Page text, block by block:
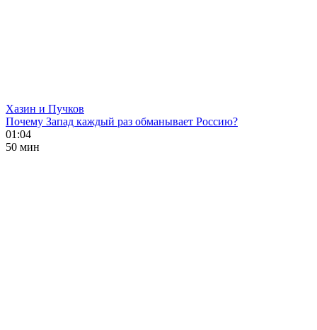
Хазин и Пучков
Почему Запад каждый раз обманывает Россию?
01:04
50 мин